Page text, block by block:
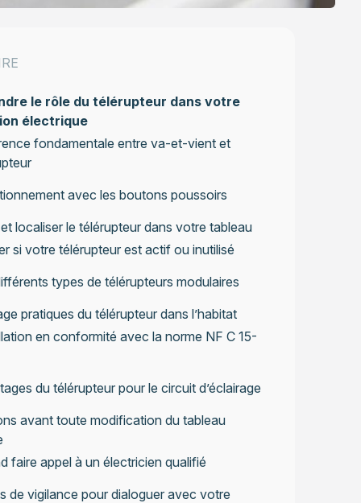
le rôle du télérupteur dans votre
électrique
fondamentale entre va-et-vient et
avec les boutons poussoirs
localiser le télérupteur dans votre tableau
si votre télérupteur est actif ou inutilisé
types de télérupteurs modulaires
pratiques du télérupteur dans l’habitat
en conformité avec la norme NF C 15-
du télérupteur pour le circuit d’éclairage
avant toute modification du tableau
faire appel à un électricien qualifié
de vigilance pour dialoguer avec votre